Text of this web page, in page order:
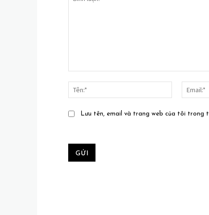
luận:
Tên:*
Lưu tên, email và trang web của tôi trong